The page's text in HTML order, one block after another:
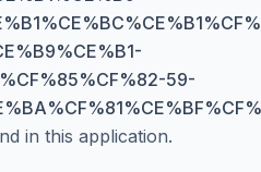
59-
in this application.